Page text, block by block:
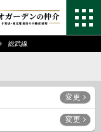
総武線
変更
変更